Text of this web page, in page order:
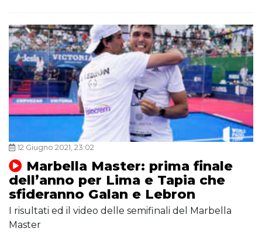
12 Giugno 2021, 23:02
Marbella Master: prima finale
dell’anno per Lima e Tapia che
sfideranno Galan e Lebron
I risultati ed il video delle semifinali del Marbella
Master